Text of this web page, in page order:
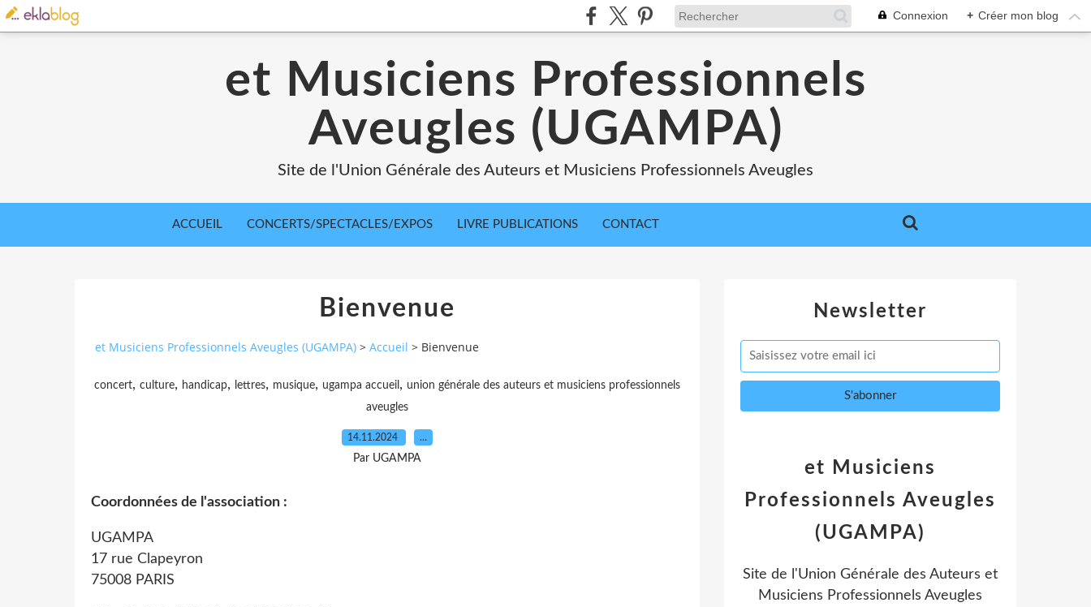
Connexion + Créer mon blog
et Musiciens Professionnels
Aveugles (UGAMPA)
Site de l'Union Générale des Auteurs et Musiciens Professionnels Aveugles
ACCUEIL CONCERTS/SPECTACLES/EXPOS LIVRE PUBLICATIONS CONTACT
Bienvenue
et Musiciens Professionnels Aveugles (UGAMPA) > Accueil > Bienvenue
concert, culture, handicap, lettres, musique, ugampa accueil , union générale des auteurs et musiciens professionnels
aveugles
14.11.2024 …
Par UGAMPA
Coordonnées de l'association :
UGAMPA
17 rue Clapeyron
75008 PARIS
Newsletter
et Musiciens
Professionnels Aveugles
(UGAMPA)
Site de l'Union Générale des Auteurs et
Musiciens Professionnels Aveugles